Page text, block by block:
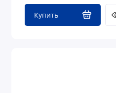
Купить